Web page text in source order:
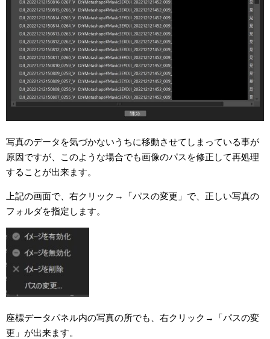
写真のデータを気づかないうちに移動させてしまっている事が
原因ですが、このような場合でも画像のパスを修正して再処理
することが出来ます。
上記の画面で、右クリック→「パスの変更」で、正しい写真の
フォルダを指定します。
座標データパネル内の写真の所でも、右クリック→「パスの変
更」が出来ます。